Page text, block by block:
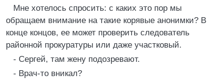
Мне хотелось спросить: с каких это пор мы
обращаем внимание на такие корявые анонимки? В
конце концов, ее может проверить следователь
районной прокуратуры или даже участковый.
- Сергей, там жену подозревают.
- Врач-то вникал?